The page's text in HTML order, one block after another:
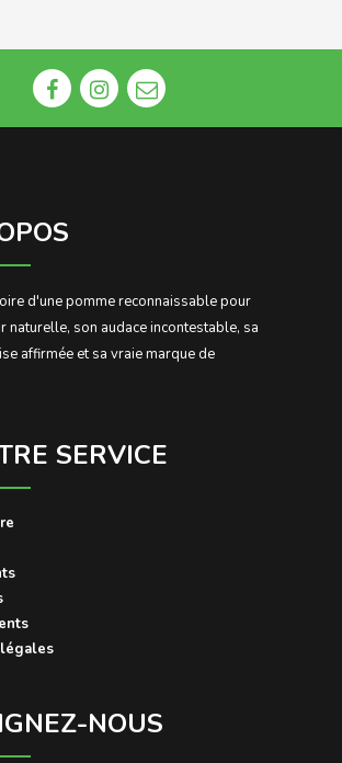
d'une pomme reconnaissable pour
naturelle, son audace incontestable, sa
affirmée et sa vraie marque de
SERVICE
NOUS